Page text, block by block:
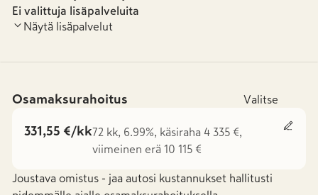
Ei valittuja lisäpalveluita
Näytä lisäpalvelut
Osamaksurahoitus Valitse
331,55 €/kk72 kk, 6.99%, käsiraha 4 335 €,
viimeinen erä 10 115 €
Joustava omistus - jaa autosi kustannukset hallitusti